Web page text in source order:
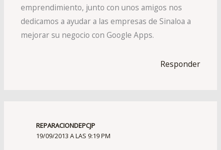
emprendimiento, junto con unos amigos nos
dedicamos a ayudar a las empresas de Sinaloa a
mejorar su negocio con Google Apps.
Responder
REPARACIONDEPCJP
19/09/2013 A LAS 9:19 PM